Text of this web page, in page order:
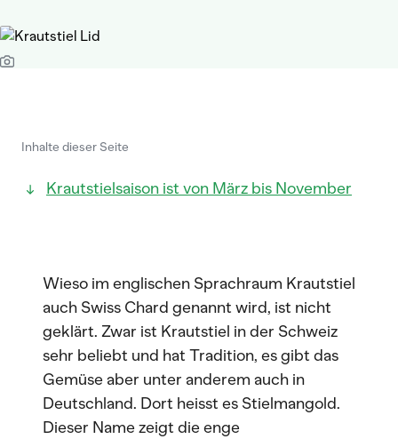
Inhalte dieser Seite
Krautstielsaison ist von März bis November
Wieso im englischen Sprachraum Krautstiel
auch Swiss Chard genannt wird, ist nicht
geklärt. Zwar ist Krautstiel in der Schweiz
sehr beliebt und hat Tradition, es gibt das
Gemüse aber unter anderem auch in
Deutschland. Dort heisst es Stielmangold.
Dieser Name zeigt die enge